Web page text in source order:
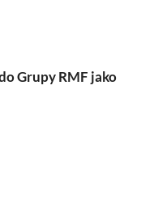
Grupy RMF jako